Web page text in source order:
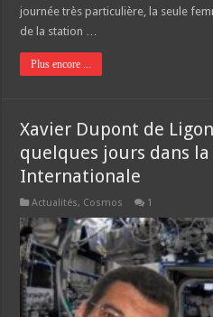
journée très particulière, la seule
de la station …
Plus encore ...
Xavier Dupont de
quelques jours dans
Internationale
Actualités, Cosmos 1